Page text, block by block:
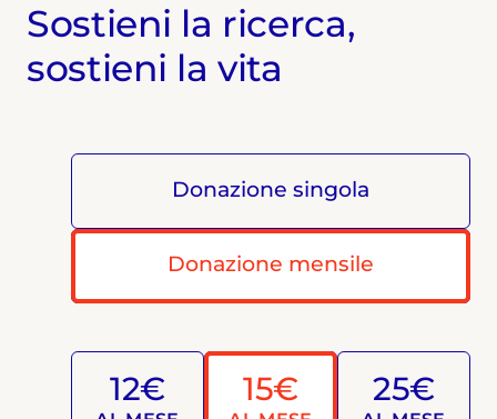
Sostieni la ricerca,
sostieni la vita
Donazione singola
Donazione mensile
12€ 15€ 25€